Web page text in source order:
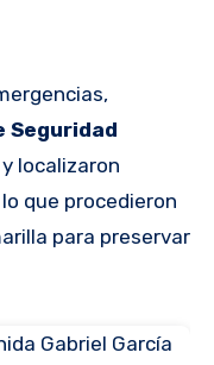
Seguridad
localizaron
que procedieron
para preservar